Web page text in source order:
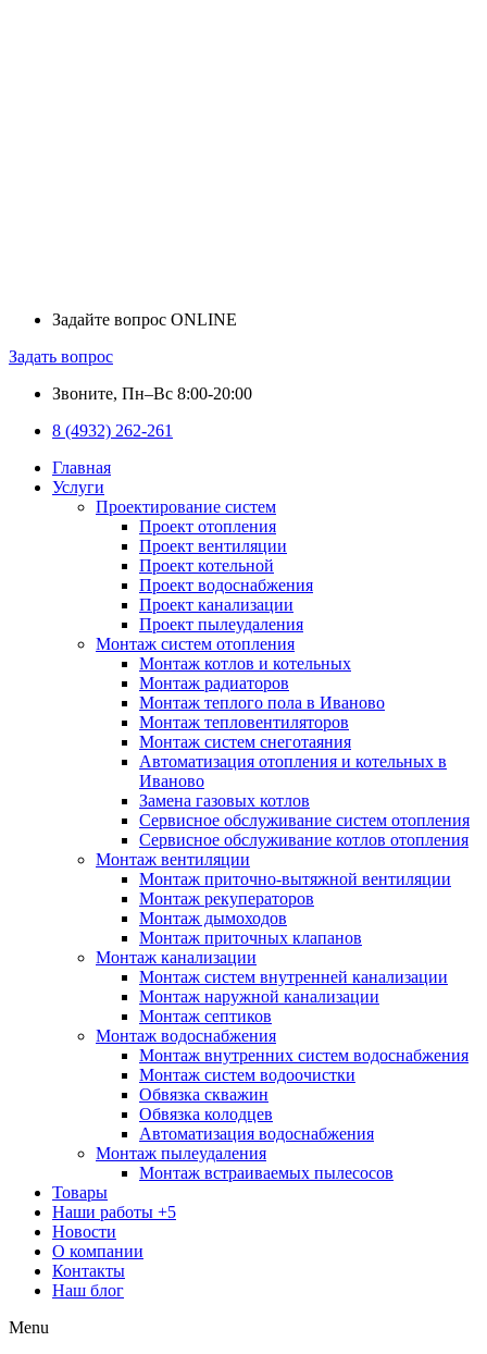
Задайте вопрос ONLINE
Задать вопрос
Звоните, Пн–Вс 8:00-20:00
8 (4932) 262-261
Главная
Услуги
Проектирование систем
Проект отопления
Проект вентиляции
Проект котельной
Проект водоснабжения
Проект канализации
Проект пылеудаления
Монтаж систем отопления
Монтаж котлов и котельных
Монтаж радиаторов
Монтаж теплого пола в Иваново
Монтаж тепловентиляторов
Монтаж систем снеготаяния
Автоматизация отопления и котельных в
Иваново
Замена газовых котлов
Сервисное обслуживание систем отопления
Сервисное обслуживание котлов отопления
Монтаж вентиляции
Монтаж приточно-вытяжной вентиляции
Монтаж рекуператоров
Монтаж дымоходов
Монтаж приточных клапанов
Монтаж канализации
Монтаж систем внутренней канализации
Монтаж наружной канализации
Монтаж септиков
Монтаж водоснабжения
Монтаж внутренних систем водоснабжения
Монтаж систем водоочистки
Обвязка скважин
Обвязка колодцев
Автоматизация водоснабжения
Монтаж пылеудаления
Монтаж встраиваемых пылесосов
Товары
Наши работы +5
Новости
О компании
Контакты
Наш блог
Menu